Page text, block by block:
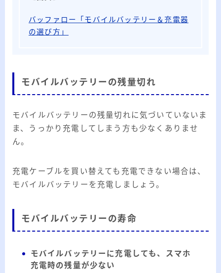
バッファロー「モバイルバッテリー＆充電器
の選び方」
モバイルバッテリーの残量切れ
モバイルバッテリーの残量切れに気づいていないま
ま、うっかり充電してしまう方も少なくありませ
ん。
充電ケーブルを買い替えても充電できない場合は、
モバイルバッテリーを充電しましょう。
モバイルバッテリーの寿命
モバイルバッテリーに充電しても、スマホ
充電時の残量が少ない